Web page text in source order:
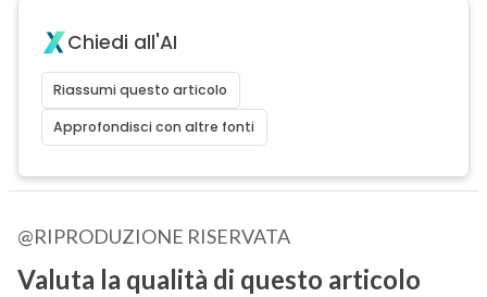
Chiedi all'AI
Riassumi questo articolo
Approfondisci con altre fonti
@RIPRODUZIONE RISERVATA
Valuta la qualità di questo articolo